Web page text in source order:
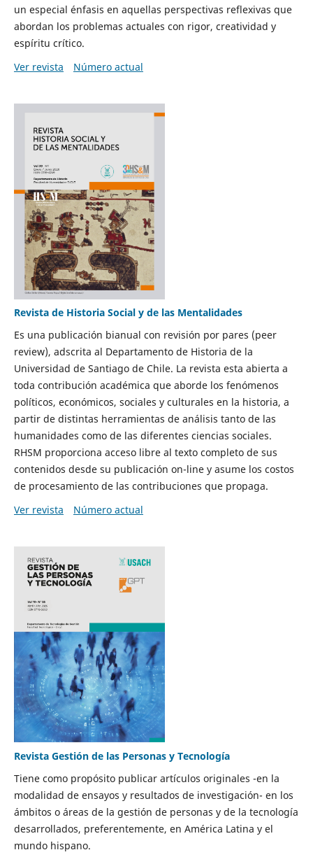
un especial énfasis en aquellas perspectivas reflexivas que
abordan los problemas actuales con rigor, creatividad y
espíritu crítico.
Ver revista
Número actual
Revista de Historia Social y de las Mentalidades
Es una publicación bianual con revisión por pares (peer
review), adscrita al Departamento de Historia de la
Universidad de Santiago de Chile. La revista esta abierta a
toda contribución académica que aborde los fenómenos
políticos, económicos, sociales y culturales en la historia, a
partir de distintas herramientas de análisis tanto de las
humanidades como de las diferentes ciencias sociales.
RHSM proporciona acceso libre al texto completo de sus
contenidos desde su publicación on-line y asume los costos
de procesamiento de las contribuciones que propaga.
Ver revista
Número actual
Revista Gestión de las Personas y Tecnología
Tiene como propósito publicar artículos originales -en la
modalidad de ensayos y resultados de investigación- en los
ámbitos o áreas de la gestión de personas y de la tecnología
desarrollados, preferentemente, en América Latina y el
mundo hispano.